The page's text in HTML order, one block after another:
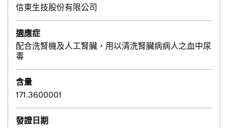
信東生技股份有限公司
適應症
配合洗腎機及人工腎臟，用以清洗腎臟病病人之血中尿
毒
含量
171.3600001
發證日期